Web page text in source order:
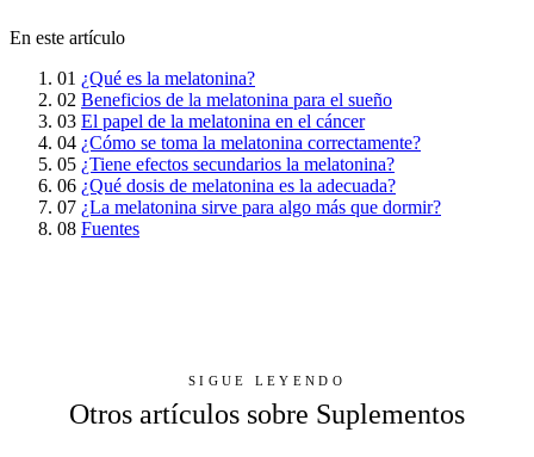
En este artículo
01 ¿Qué es la melatonina?
02 Beneficios de la melatonina para el sueño
03 El papel de la melatonina en el cáncer
04 ¿Cómo se toma la melatonina correctamente?
05 ¿Tiene efectos secundarios la melatonina?
06 ¿Qué dosis de melatonina es la adecuada?
07 ¿La melatonina sirve para algo más que dormir?
08 Fuentes
SIGUE LEYENDO
Otros artículos sobre Suplementos